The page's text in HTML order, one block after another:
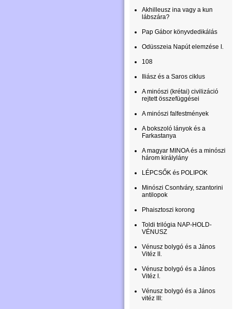
Akhilleusz ina vagy a kun
lábszára?
Pap Gábor könyvdedikálás
Odüsszeia Napút elemzése I.
108
Iliász és a Saros ciklus
A minószi (krétai) civilizáció
rejtett összefüggései
A minószi falfestmények
A bokszoló lányok és a
Farkastanya
A magyar MINOA és a minószi
három királylány
LÉPCSŐK és POLIPOK
Minószi Csontváry, szantorini
antilopok
Phaisztoszi korong
Toldi trilógia NAP-HOLD-
VÉNUSZ
Vénusz bolygó és a János
Vitéz II.
Vénusz bolygó és a János
Vitéz I.
Vénusz bolygó és a János
vitéz III: